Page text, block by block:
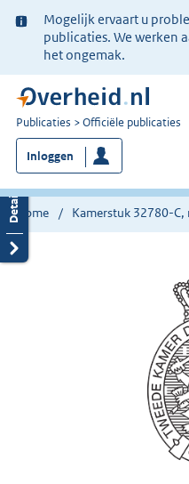
Ter
informatie:
Mogelijk ervaart u
publicaties. We werken
het ongemak.
U
bent
nu
hier:
Publicaties Officiële publicaties
Inloggen
Home Kamerstuk 32780-C,